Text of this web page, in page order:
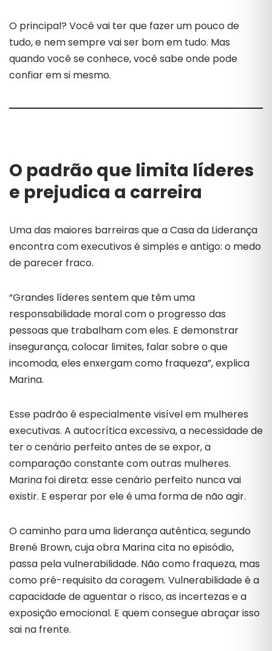
O principal? Você vai ter que fazer um pouco de
tudo, e nem sempre vai ser bom em tudo. Mas
quando você se conhece, você sabe onde pode
confiar em si mesmo.
O padrão que limita líderes
e prejudica a carreira
Uma das maiores barreiras que a Casa da Liderança
encontra com executivos é simples e antigo: o medo
de parecer fraco.
“Grandes líderes sentem que têm uma
responsabilidade moral com o progresso das
pessoas que trabalham com eles. E demonstrar
insegurança, colocar limites, falar sobre o que
incomoda, eles enxergam como fraqueza”, explica
Marina.
Esse padrão é especialmente visível em mulheres
executivas. A autocrítica excessiva, a necessidade de
ter o cenário perfeito antes de se expor, a
comparação constante com outras mulheres.
Marina foi direta: esse cenário perfeito nunca vai
existir. E esperar por ele é uma forma de não agir.
O caminho para uma liderança autêntica, segundo
Brené Brown, cuja obra Marina cita no episódio,
passa pela vulnerabilidade. Não como fraqueza, mas
como pré-requisito da coragem. Vulnerabilidade é a
capacidade de aguentar o risco, as incertezas e a
exposição emocional. E quem consegue abraçar isso
sai na frente.